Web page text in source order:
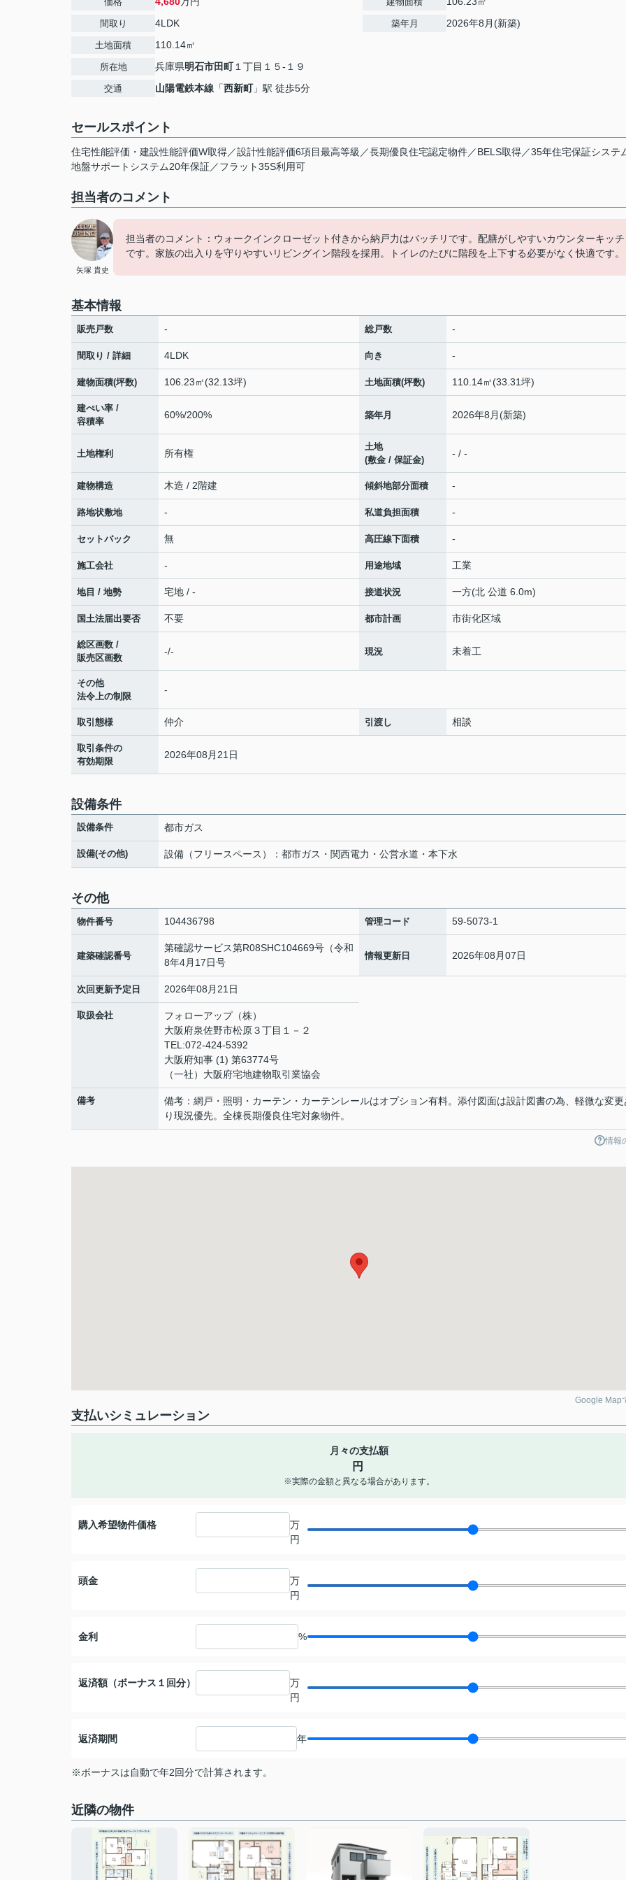
間取り 4LDK
土地面積 110.14㎡
所在地 兵庫県明石市田町１丁目１５-１９
交通 山陽電鉄本線 「西新町」駅 徒歩5分
築年月 2026年8月(新築)
セールスポイント
住宅性能評価・建設性能評価W取得／設計性能評価6項目最高等級／長期優良住宅認定物件／BELS取得／35年住宅保証システ
地盤サポートシステム20年保証／フラット35S利用可
担当者のコメント
矢塚 貴史
担当者のコメント：ウォークインクローゼット付きから納戸力はバッチリです。配膳がしやすいカウンターキッ
です。家族の出入りを守りやすいリビングイン階段を採用。トイレのたびに階段を上下する必要がなく快適です。
基本情報
販売戸数 - 総戸数 -
間取り / 詳細 4LDK 向き -
建物面積(坪数) 106.23㎡(32.13坪) 土地面積(坪数) 110.14㎡(33.31坪)
建ぺい率 /
容積率
60%/200% 築年月 2026年8月(新築)
土地権利 所有権
土地
(敷金 / 保証金)
- / -
建物構造 木造 / 2階建 傾斜地部分面積 -
路地状敷地 - 私道負担面積 -
セットバック 無 高圧線下面積 -
施工会社 - 用途地域 工業
地目 / 地勢 宅地 / - 接道状況 一方(北 公道 6.0m)
国土法届出要否 不要 都市計画 市街化区域
総区画数 /
販売区画数
-/- 現況 未着工
その他
法令上の制限
-
取引態様 仲介 引渡し 相談
取引条件の
有効期限
2026年08月21日
設備条件
設備条件 都市ガス
設備(その他) 設備（フリースペース）：都市ガス・関西電力・公営水道・本下水
その他
物件番号 104436798 管理コード 59-5073-1
建築確認番号
第確認サービス第R08SHC104669号（令和
8年4月17日号
情報更新日 2026年08月07日
次回更新予定日 2026年08月21日
取扱会社
フォローアップ（株）
大阪府泉佐野市松原３丁目１－２
TEL:072-424-5392
大阪府知事 (1) 第63774号
（一社）大阪府宅地建物取引業協会
備考
備考：網戸・照明・カーテン・カーテンレールはオプション有料。添付図面は設計図書の為、軽微な変更
り現況優先。全棟長期優良住宅対象物件。
情報
Google Map
支払いシミュレーション
月々の支払額
円
※実際の金額と異なる場合があります。
購入希望物件価格
万
円
頭金
万
円
金利 %
返済額（ボーナス１回分）
万
円
返済期間 年
※ボーナスは自動で年2回分で計算されます。
近隣の物件